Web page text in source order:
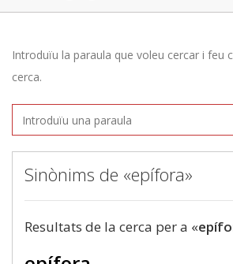
Introduïu la paraula que voleu cercar i feu
cerca.
Sinònims de «epífora»
Resultats de la cerca per a «